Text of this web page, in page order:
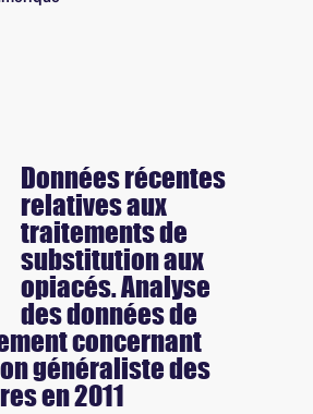
Données récentes
relatives aux
traitements de
substitution aux
opiacés. Analyse
des données de
concernant
généraliste des
en 2011